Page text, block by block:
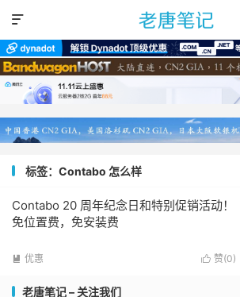

标签：Contabo 怎么样
Contabo 20 周年纪念日和特别促销活动！
免位置费，免安装费
 赞(0)
 优惠
老唐笔记 – 关注我们